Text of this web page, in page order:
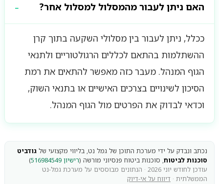
האם ניתן לעבור מהמסלול למסלול אחר?
ככלל, ניתן לעבור בין מסלולי השקעה בתוך קרן
ההשתלמות בהתאם לכללים הרגולטוריים ולתנאי
הגוף המנהל. מעבר כזה מאפשר להתאים את רמת
הסיכון לשינויים בצרכים האישיים או בתנאי השוק,
וכדאי לבדוק את הפרטים מול הגוף המנהל.
נכתב ונבדק על ידי מערכת התוכן של גמל נט, בליווי מקצועי של גודביט
סוכנות לביטוח, סוכנות ביטוח פנסיוני מורשה (רישיון 516984549
)
עודכן לחודש יוני 2026 · הנתונים מבוססים על מערכת גמל-נט
הממשלתית · דיווח על אי-דיוק